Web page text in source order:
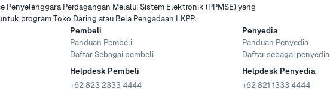
Penyelenggara Perdagangan Melalui Sistem Elektronik (PPMSE) yang
program Toko Daring atau Bela Pengadaan LKPP.
Pembeli
Panduan Pembeli
Daftar Sebagai pembeli
Helpdesk Pembeli
+62 823 2333 4444
Penyedia
Panduan Penyedia
Daftar sebagai penyedia
Helpdesk Penyedia
+62 821 1333 4444